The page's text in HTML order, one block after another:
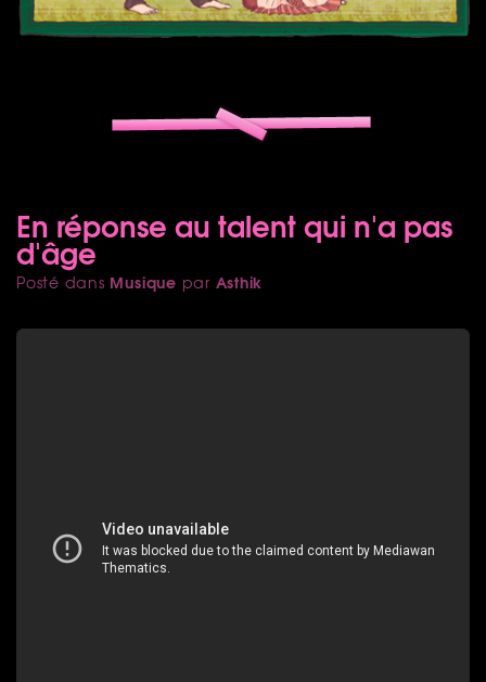
En réponse au talent qui n'a pas
d'âge
Posté dans Musique par Asthik